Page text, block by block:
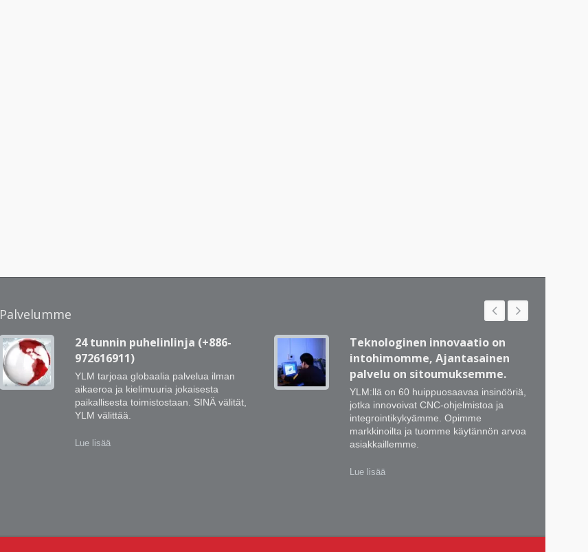
Palvelumme
24 tunnin puhelinlinja (+886-
972616911)
YLM tarjoaa globaalia palvelua ilman
aikaeroa ja kielimuuria jokaisesta
paikallisesta toimistostaan. SINÄ välität,
YLM välittää.
Lue lisää
Teknologinen innovaatio on
intohimomme, Ajantasainen
palvelu on sitoumuksemme.
YLM:llä on 60 huippuosaavaa insinööriä,
jotka innovoivat CNC-ohjelmistoa ja
integrointikykyämme. Opimme
markkinoilta ja tuomme käytännön arvoa
asiakkaillemme.
Lue lisää